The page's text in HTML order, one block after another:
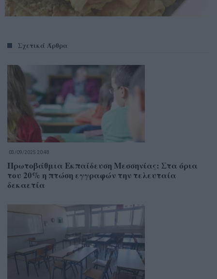
Σχετικά Άρθρα
03/09/2025 20:48
Πρωτοβάθμια Εκπαίδευση Μεσσηνίας: Στα όρια
του 20% η πτώση εγγραφών την τελευταία
δεκαετία